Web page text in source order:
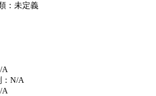
：未定義
A
：N/A
A